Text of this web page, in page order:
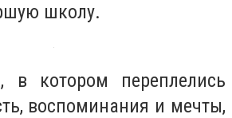
школу.
в котором переплелись
воспоминания и мечты,